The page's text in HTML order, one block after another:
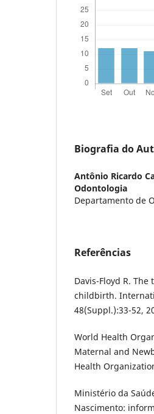
Biografia do
Antônio Ricardo
Odontologia
Departamento de
Referências
Davis-Floyd R.
childbirth.
48(Suppl.):33-52,
World Health
Maternal and
Health
Ministério da
Nascimento: